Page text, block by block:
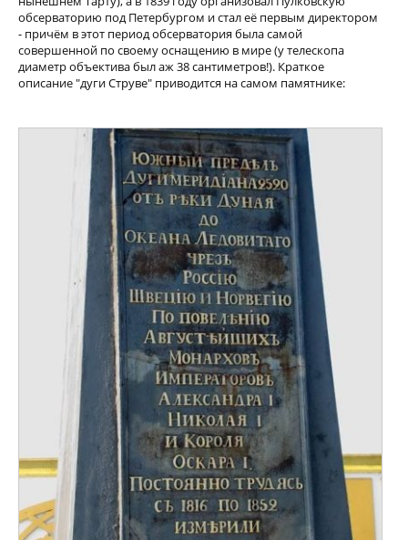
обсерваторию под Петербургом и стал её первым директором
- причём в этот период обсерватория была самой
совершенной по своему оснащению в мире (у телескопа
диаметр объектива был аж 38 сантиметров!). Краткое
описание "дуги Струве" приводится на самом памятнике: